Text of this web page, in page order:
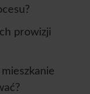
prowizji